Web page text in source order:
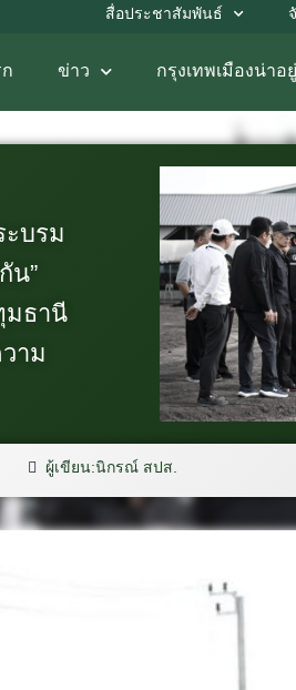
สื่อประชาสัมพันธ์
ข่าว กรุงเทพเมืองน่าอยู่
ะบรม
น”
มธานี
าม
ผู้เขียน:นิกรณ์ สปส.